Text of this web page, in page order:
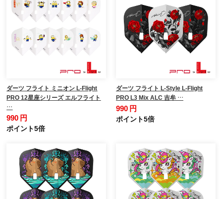
ダーツ フライト ミニオン L-Flight
PRO 12星座シリーズ エルフライト
…
990 円
ポイント5倍
ダーツ フライト L-Style L-Flight
PRO L3 Mix ALC 吉牟 …
990 円
ポイント5倍